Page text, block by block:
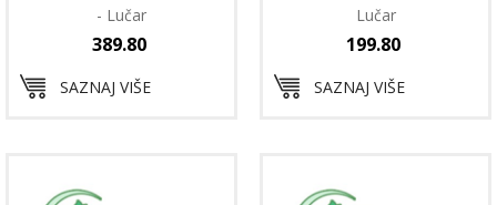
- Lučar
389.80
SAZNAJ VIŠE
Lučar
199.80
SAZNAJ VIŠE